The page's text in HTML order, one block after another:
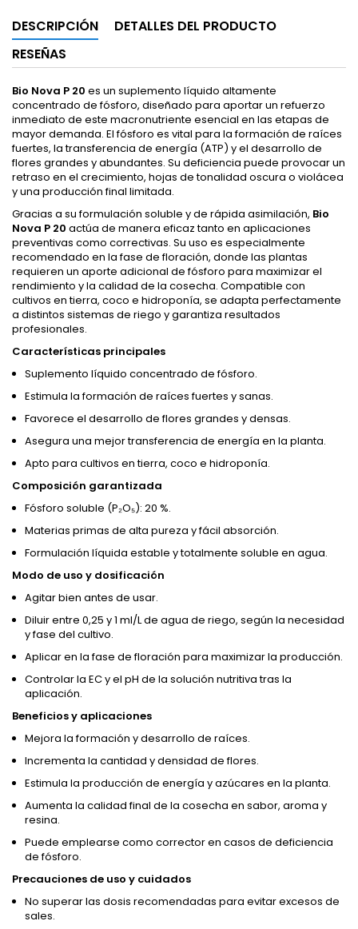
DESCRIPCIÓN
DETALLES DEL PRODUCTO
RESEÑAS
Bio Nova P 20 es un suplemento líquido altamente
concentrado de fósforo, diseñado para aportar un refuerzo
inmediato de este macronutriente esencial en las etapas de
mayor demanda. El fósforo es vital para la formación de raíces
fuertes, la transferencia de energía (ATP) y el desarrollo de
flores grandes y abundantes. Su deficiencia puede provocar un
retraso en el crecimiento, hojas de tonalidad oscura o violácea
y una producción final limitada.
Gracias a su formulación soluble y de rápida asimilación, Bio
Nova P 20 actúa de manera eficaz tanto en aplicaciones
preventivas como correctivas. Su uso es especialmente
recomendado en la fase de floración, donde las plantas
requieren un aporte adicional de fósforo para maximizar el
rendimiento y la calidad de la cosecha. Compatible con
cultivos en tierra, coco e hidroponía, se adapta perfectamente
a distintos sistemas de riego y garantiza resultados
profesionales.
Características principales
Suplemento líquido concentrado de fósforo.
Estimula la formación de raíces fuertes y sanas.
Favorece el desarrollo de flores grandes y densas.
Asegura una mejor transferencia de energía en la planta.
Apto para cultivos en tierra, coco e hidroponía.
Composición garantizada
Fósforo soluble (P₂O₅): 20 %.
Materias primas de alta pureza y fácil absorción.
Formulación líquida estable y totalmente soluble en agua.
Modo de uso y dosificación
Agitar bien antes de usar.
Diluir entre 0,25 y 1 ml/L de agua de riego, según la necesidad
y fase del cultivo.
Aplicar en la fase de floración para maximizar la producción.
Controlar la EC y el pH de la solución nutritiva tras la
aplicación.
Beneficios y aplicaciones
Mejora la formación y desarrollo de raíces.
Incrementa la cantidad y densidad de flores.
Estimula la producción de energía y azúcares en la planta.
Aumenta la calidad final de la cosecha en sabor, aroma y
resina.
Puede emplearse como corrector en casos de deficiencia
de fósforo.
Precauciones de uso y cuidados
No superar las dosis recomendadas para evitar excesos de
sales.